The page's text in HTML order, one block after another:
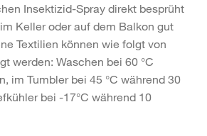
Insektizid-Spray direkt besprüht
Keller oder auf dem Balkon gut
Textilien können wie folgt von
werden: Waschen bei 60 °C
im Tumbler bei 45 °C während 30
bei -17°C während 10